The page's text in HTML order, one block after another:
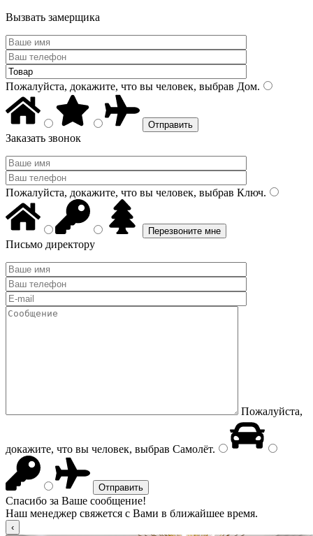
Вызвать замерщика
Пожалуйста, докажите, что вы человек, выбрав Дом.
Заказать звонок
Пожалуйста, докажите, что вы человек, выбрав Ключ.
Письмо директору
Пожалуйста,
докажите, что вы человек, выбрав Самолёт.
Спасибо за Ваше сообщение!
Наш менеджер свяжется с Вами в ближайшее время.